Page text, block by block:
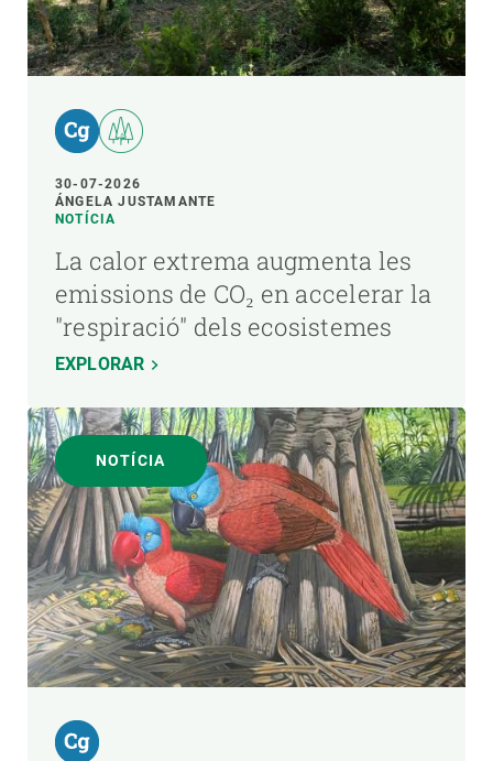
30-07-2026
ÁNGELA JUSTAMANTE
NOTÍCIA
La calor extrema augmenta les
emissions de CO₂ en accelerar la
"respiració" dels ecosistemes
EXPLORAR
NOTÍCIA